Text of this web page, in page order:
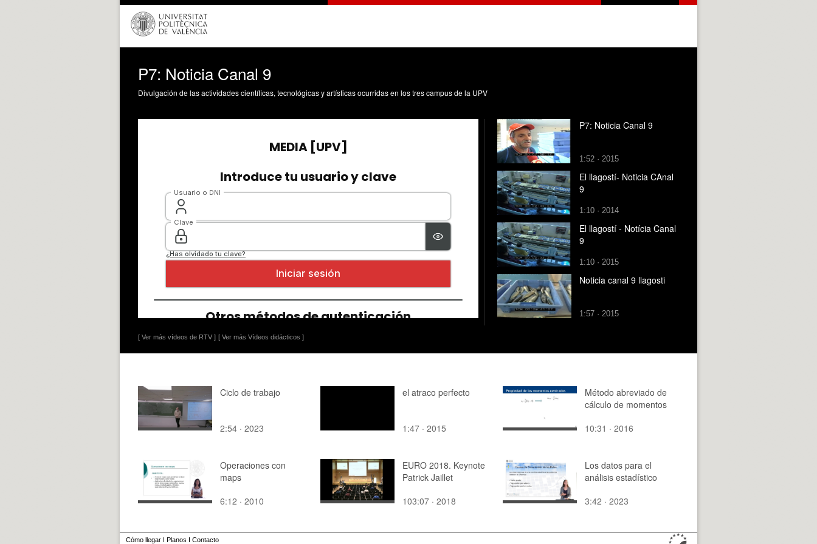
P7: Noticia Canal 9
Divulgación de las actividades científicas, tecnológicas y artísticas ocurridas en los tres campus de la UPV
[ Ver más vídeos de RTV ] [ Ver más Vídeos didácticos ]
P7: Noticia Canal 9
1:52 · 2015
El llagostí- Noticia CAnal
9
1:10 · 2014
El llagostí - Notícia Canal
9
1:10 · 2015
Noticia canal 9 llagosti
1:57 · 2015
Ciclo de trabajo
2:54 · 2023
el atraco perfecto
1:47 · 2015
Método abreviado de
cálculo de momentos
10:31 · 2016
Operaciones con
maps
6:12 · 2010
EURO 2018. Keynote
Patrick Jaillet
103:07 · 2018
Los datos para el
análisis estadístico
3:42 · 2023
Cómo llegar I Planos I Contacto